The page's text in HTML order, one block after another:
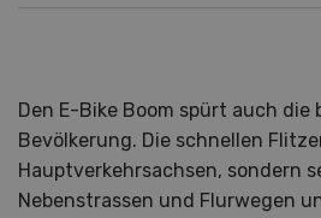
Den E-Bike Boom spürt auch die
Bevölkerung. Die schnellen
Hauptverkehrsachsen, sondern
Nebenstrassen und Flurwegen